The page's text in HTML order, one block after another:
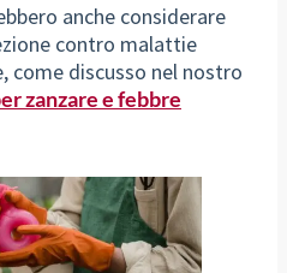
anche considerare
contro malattie
come discusso nel nostro
zanzare e febbre